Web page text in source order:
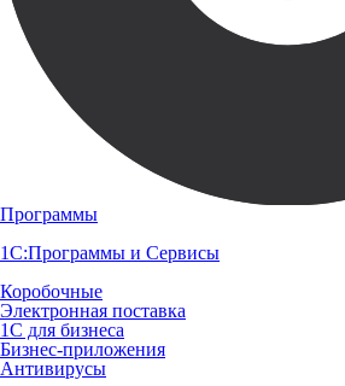
Программы
1С:Программы и Сервисы
Коробочные
Электронная поставка
1С для бизнеса
Бизнес-приложения
Антивирусы